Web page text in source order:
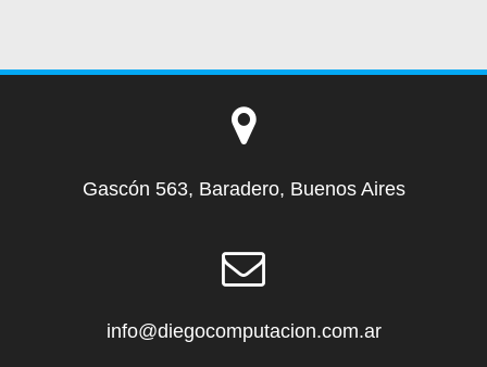
Gascón 563, Baradero, Buenos Aires
info@diegocomputacion.com.ar